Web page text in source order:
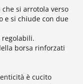
si arrotola verso
e si chiude con due
borsa rinforzati
è cucito